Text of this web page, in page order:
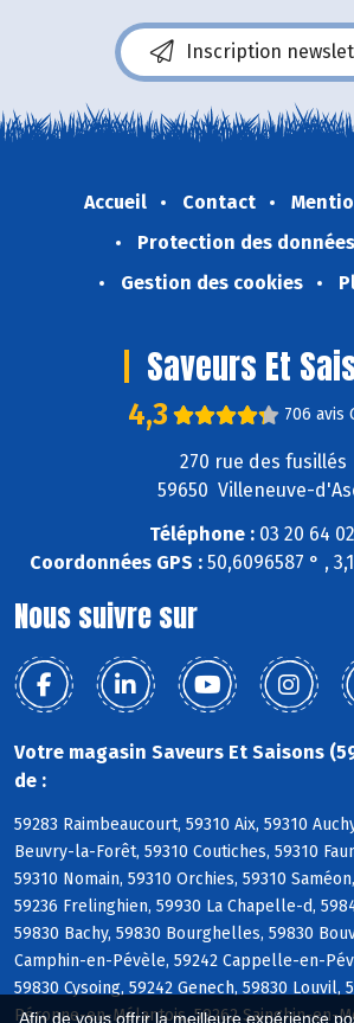
Afin de vous offrir la meilleure expérience
Inscription
Accueil Contact
Protection des données
Gestion des cookies
Saveurs Et
4,3 706 avis
270 rue des fusillés
59650 Villeneuve-
Téléphone : 03 20 64
Coordonnées GPS :50,6096587 ° ,
Nous suivre sur
Votre magasin Saveurs Et Saisons
de :
59283 Raimbeaucourt, 59310 Aix, 59310
Beuvry-la-Forêt, 59310 Coutiches, 59310
59310 Nomain, 59310 Orchies, 59310
59236 Frelinghien, 59930 La Chapelle-d,
59830 Bachy, 59830 Bourghelles, 59830
Camphin-en-Pévèle, 59242 Cappelle-en-
59830 Cysoing, 59242 Genech, 59830 Louvil,
Péronne-en-Mélantois, 59262 Sainghin-en-